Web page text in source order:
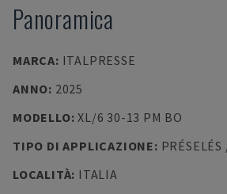
Panoramica
MARCA: ITALPRESSE
ANNO: 2025
MODELLO:XL/6 30-13 PM BO
TIPO DI APPLICAZIONE:
LOCALITÀ: ITALIA